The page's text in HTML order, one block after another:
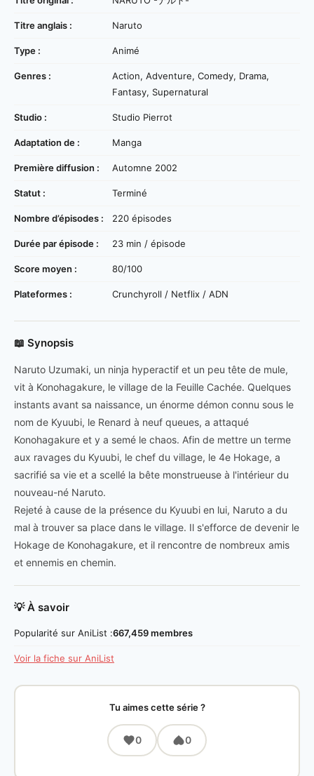
Titre anglais : Naruto
Type : Animé
Genres :
Action, Adventure, Comedy, Drama,
Fantasy, Supernatural
Studio : Studio Pierrot
Adaptation de : Manga
Première diffusion : Automne 2002
Statut : Terminé
Nombre d’épisodes : 220 épisodes
Durée par épisode : 23 min / épisode
Score moyen : 80/100
Plateformes : Crunchyroll / Netflix / ADN
📖 Synopsis
Naruto Uzumaki, un ninja hyperactif et un peu tête de mule,
vit à Konohagakure, le village de la Feuille Cachée. Quelques
instants avant sa naissance, un énorme démon connu sous le
nom de Kyuubi, le Renard à neuf queues, a attaqué
Konohagakure et y a semé le chaos. Afin de mettre un terme
aux ravages du Kyuubi, le chef du village, le 4e Hokage, a
sacrifié sa vie et a scellé la bête monstrueuse à l'intérieur du
nouveau-né Naruto.
Rejeté à cause de la présence du Kyuubi en lui, Naruto a du
mal à trouver sa place dans le village. Il s'efforce de devenir le
Hokage de Konohagakure, et il rencontre de nombreux amis
et ennemis en chemin.
💡 À savoir
Popularité sur AniList :667,459 membres
Voir la fiche sur AniList
Tu aimes cette série ?
0 0